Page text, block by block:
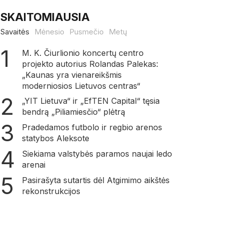
SKAITOMIAUSIA
Savaitės Mėnesio Pusmečio Metų
M. K. Čiurlionio koncertų centro
projekto autorius Rolandas Palekas:
„Kaunas yra vienareikšmis
moderniosios Lietuvos centras“
„YIT Lietuva“ ir „EfTEN Capital“ tęsia
bendrą „Piliamiesčio“ plėtrą
Pradedamos futbolo ir regbio arenos
statybos Aleksote
Siekiama valstybės paramos naujai ledo
arenai
Pasirašyta sutartis dėl Atgimimo aikštės
rekonstrukcijos